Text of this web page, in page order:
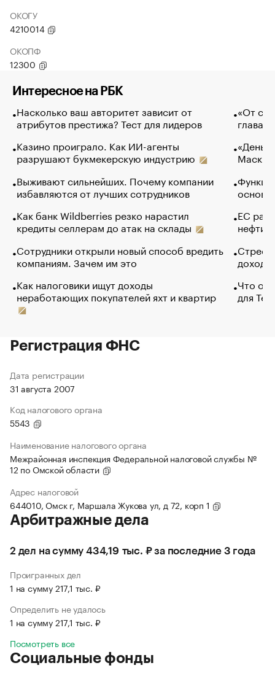
ОКОГУ
4210014
ОКОПФ
12300
Интересное на РБК
Насколько ваш авторитет зависит от
атрибутов престижа? Тест для лидеров
Казино проиграло. Как ИИ-агенты
разрушают букмекерскую индустрию
Выживают сильнейших. Почему компании
избавляются от лучших сотрудников
Как банк Wildberries резко нарастил
кредиты селлерам до атак на склады
Сотрудники открыли новый способ вредить
компаниям. Зачем им это
Как налоговики ищут доходы
неработающих покупателей яхт и квартир
«От
глава
Маск в
основ
ЕС
нефти
Что
для
Регистрация ФНС
Дата регистрации
31 августа 2007
Код налогового органа
5543
Наименование налогового органа
Межрайонная инспекция Федеральной налоговой службы №
12 по Омской области
Адрес налоговой
644010, Омск г, Маршала Жукова ул, д 72, корп 1
Арбитражные дела
2 дел на сумму 434,19 тыс. ₽ за последние 3 года
Проигранных дел
1 на сумму 217,1 тыс. ₽
Определить не удалось
1 на сумму 217,1 тыс. ₽
Посмотреть все
Социальные фонды